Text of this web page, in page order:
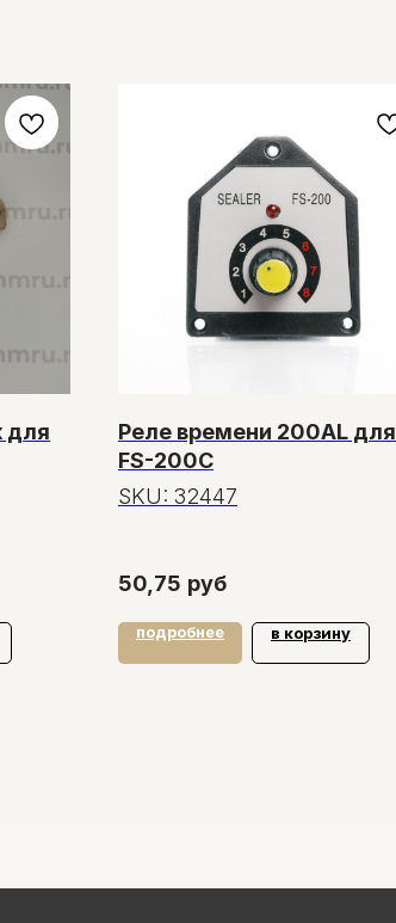
для
Реле времени 200AL для
FS-200C
SKU: 32447
50,75 руб
подробнее в корзину